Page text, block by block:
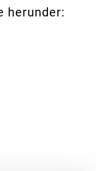
herunder: